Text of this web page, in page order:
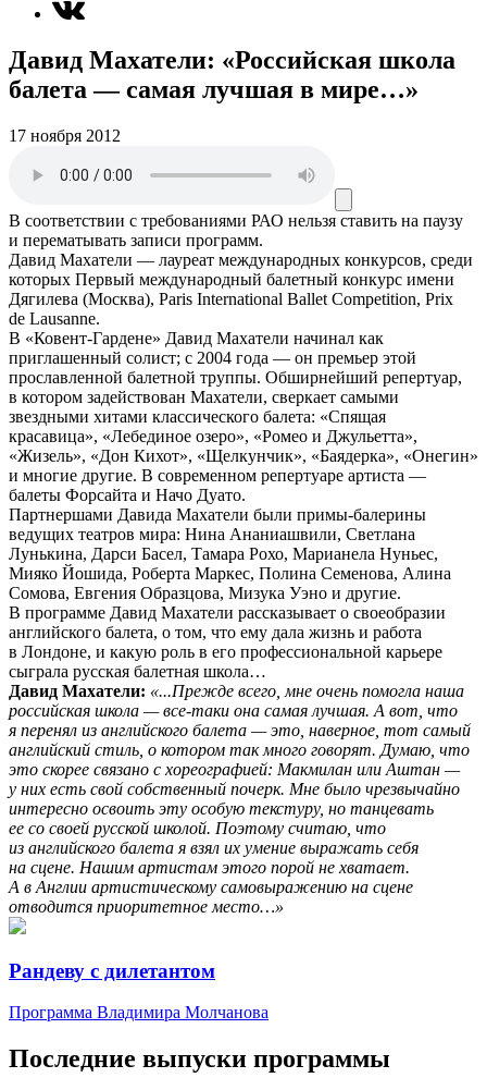
Давид Махатели: «Российская школа
балета — самая лучшая в мире…»
17 ноября 2012
В соответствии с требованиями РАО нельзя ставить на паузу
и перематывать записи программ.
Давид Махатели — лауреат международных конкурсов, среди
которых Первый международный балетный конкурс имени
Дягилева (Москва), Paris International Ballet Competition, Prix
de Lausanne.
В «Ковент-Гардене» Давид Махатели начинал как
приглашенный солист; с 2004 года — он премьер этой
прославленной балетной труппы. Обширнейший репертуар,
в котором задействован Махатели, сверкает самыми
звездными хитами классического балета: «Спящая
красавица», «Лебединое озеро», «Ромео и Джульетта»,
«Жизель», «Дон Кихот», «Щелкунчик», «Баядерка», «Онегин»
и многие другие. В современном репертуаре артиста —
балеты Форсайта и Начо Дуато.
Партнершами Давида Махатели были примы-балерины
ведущих театров мира: Нина Ананиашвили, Светлана
Лунькина, Дарси Басел, Тамара Рохо, Марианела Нуньес,
Мияко Йошида, Роберта Маркес, Полина Семенова, Алина
Сомова, Евгения Образцова, Мизука Уэно и другие.
В программе Давид Махатели рассказывает о своеобразии
английского балета, о том, что ему дала жизнь и работа
в Лондоне, и какую роль в его профессиональной карьере
сыграла русская балетная школа…
Давид Махатели: «...Прежде всего, мне очень помогла наша
российская школа — все-таки она самая лучшая. А вот, что
я перенял из английского балета — это, наверное, тот самый
английский стиль, о котором так много говорят. Думаю, что
это скорее связано с хореографией: Макмилан или Аштан —
у них есть свой собственный почерк. Мне было чрезвычайно
интересно освоить эту особую текстуру, но танцевать
ее со своей русской школой. Поэтому считаю, что
из английского балета я взял их умение выражать себя
на сцене. Нашим артистам этого порой не хватает.
А в Англии артистическому самовыражению на сцене
отводится приоритетное место…»
Рандеву с дилетантом
Программа Владимира Молчанова
Последние выпуски программы